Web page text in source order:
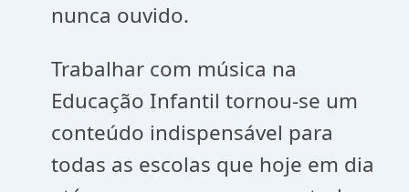
nunca ouvido.
Trabalhar com música na
Educação Infantil tornou-se um
conteúdo indispensável para
todas as escolas que hoje em dia